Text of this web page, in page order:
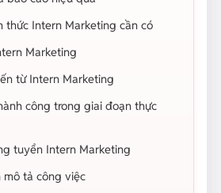
thức Intern Marketing cần có
Marketing
từ Intern Marketing
công trong giai đoạn thực
tuyển Intern Marketing
mô tả công việc